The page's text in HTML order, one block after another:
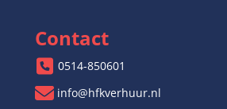
Contact
0514-850601
info@hfkverhuur.nl